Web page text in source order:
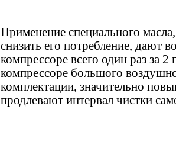
Применение специального
снизить его потребление, дают
компрессоре всего один раз за 2
компрессоре большого
комплектации, значительно
продлевают интервал чистки